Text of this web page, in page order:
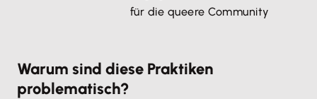
für die queere Community
Warum sind diese Praktiken
problematisch?